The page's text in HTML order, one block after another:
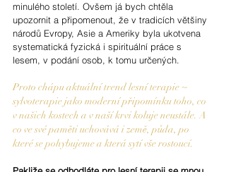
minulého století. Ovšem já bych chtěla
upozornit a připomenout, že v tradicích většiny
národů Evropy, Asie a Ameriky byla ukotvena
systematická fyzická i spirituální práce s
lesem, v podání osob, k tomu určených.
Proto chápu aktuální trend lesní terapie ~
sylvoterapie jako moderní připomínku toho, co
v našich kostech a v naší krvi koluje neustále. A
co ve své paměti uchovává i země, půda, po
které se pohybujeme a která sytí vše rostoucí.